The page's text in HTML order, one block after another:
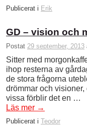
Publicerat i Erik
GD – vision och
Postat 29 september, 2013
Sitter med
ihop resterna av
de stora frågorna
drömmar och
vissa förblir det en …
Läs mer →
Publicerat i Teodor